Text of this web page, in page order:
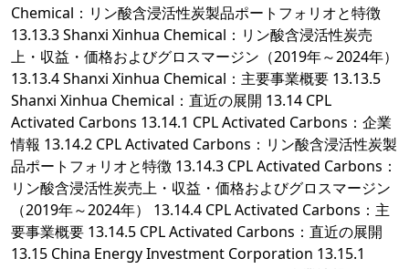
Chemical：リン酸含浸活性炭製品ポートフォリオと特徴
13.13.3 Shanxi Xinhua Chemical：リン酸含浸活性炭売
上・収益・価格およびグロスマージン（2019年～2024年）
13.13.4 Shanxi Xinhua Chemical：主要事業概要 13.13.5
Shanxi Xinhua Chemical：直近の展開 13.14 CPL
Activated Carbons 13.14.1 CPL Activated Carbons：企業
情報 13.14.2 CPL Activated Carbons：リン酸含浸活性炭製
品ポートフォリオと特徴 13.14.3 CPL Activated Carbons：
リン酸含浸活性炭売上・収益・価格およびグロスマージン
（2019年～2024年） 13.14.4 CPL Activated Carbons：主
要事業概要 13.14.5 CPL Activated Carbons：直近の展開
13.15 China Energy Investment Corporation 13.15.1